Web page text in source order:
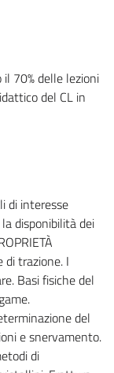
70% delle lezioni
del CL in
di interesse
disponibilità dei
di trazione. I
Basi fisiche del
del
e snervamento.
di